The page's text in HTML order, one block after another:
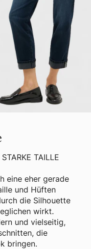
TAILLE
eine eher gerade
und Hüften
die Silhouette
wirkt.
und vielseitig,
die
bringen.